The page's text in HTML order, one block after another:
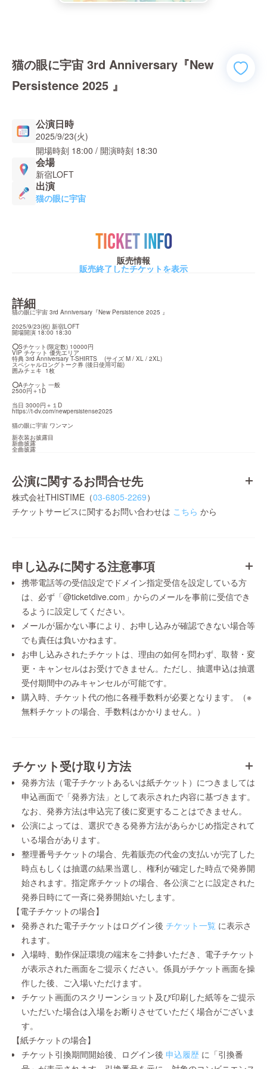
猫の眼に宇宙 3rd Anniversary『New
Persistence 2025 』
公演日時
2025/9/23(火)
開場時刻 18:00 / 開演時刻 18:30
会場
新宿LOFT
出演
猫の眼に宇宙
TICKET INFO
販売情報
販売終了したチケットを表示
詳細
猫の眼に宇宙 3rd Anniversary『New Persistence 2025 』
2025/9/23(祝) 新宿LOFT
開場開演 18:00 18:30
⭕️Sチケット(限定数) 10000円
VIP チケット 優先エリア
特典 3rd Anniversary T-SHIRTS    (サイズ M / XL / 2XL)
スペシャルロングトーク券 (後日使用可能)
囲みチェキ  1枚
⭕️Aチケット 一般
2500円＋1D
https://t-dv.com/newpersistense2025
猫の眼に宇宙 ワンマン
新衣装お披露目
新曲披露
全曲披露
公演に関するお問合せ先
株式会社THISTIME（03-6805-2269）
チケットサービスに関するお問い合わせは こちら から
申し込みに関する注意事項
携帯電話等の受信設定でドメイン指定受信を設定している方
は、必ず「@ticketdive.com」からのメールを事前に受信でき
るように設定してください。
メールが届かない事により、お申し込みが確認できない場合等
でも責任は負いかねます。
お申し込みされたチケットは、理由の如何を問わず、取替・変
更・キャンセルはお受けできません。ただし、抽選申込は抽選
受付期間中のみキャンセルが可能です。
購入時、チケット代の他に各種手数料が必要となります。（※
無料チケットの場合、手数料はかかりません。）
チケット受け取り方法
発券方法（電子チケットあるいは紙チケット）につきましては
申込画面で「発券方法」として表示された内容に基づきます。
なお、発券方法は申込完了後に変更することはできません。
公演によっては、選択できる発券方法があらかじめ指定されて
いる場合があります。
整理番号チケットの場合、先着販売の代金の支払いが完了した
時点もしくは抽選の結果当選し、権利が確定した時点で発券開
始されます。指定席チケットの場合、各公演ごとに設定された
発券日時にて一斉に発券開始いたします。
【電子チケットの場合】
発券された電子チケットはログイン後 チケット一覧 に表示さ
れます。
入場時、動作保証環境の端末をご持参いただき、電子チケット
が表示された画面をご提示ください。係員がチケット画面を操
作した後、ご入場いただけます。
チケット画面のスクリーンショット及び印刷した紙等をご提示
いただいた場合は入場をお断りさせていただく場合がございま
す。
【紙チケットの場合】
チケット引換期間開始後、ログイン後 申込履歴 に「引換番